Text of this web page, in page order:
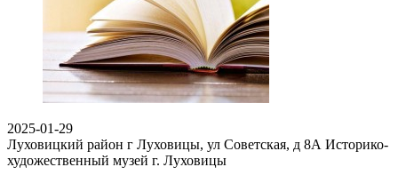
2025-01-29
Луховицкий район г Луховицы, ул Советская, д 8А Историко-
художественный музей г. Луховицы